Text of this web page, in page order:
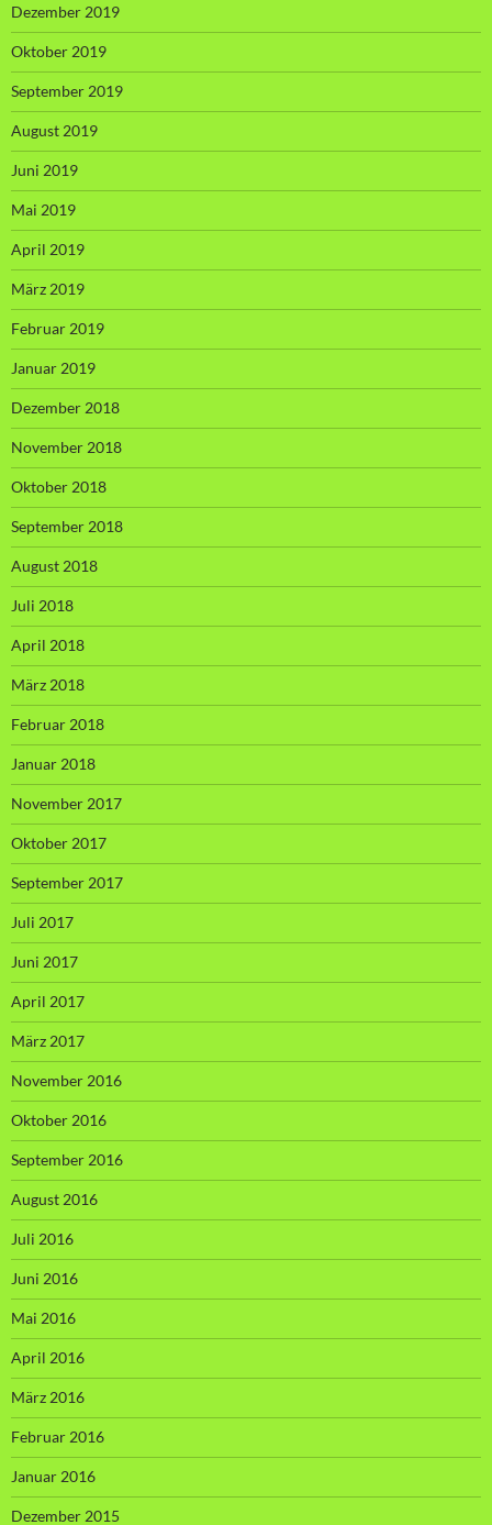
Dezember 2019
Oktober 2019
September 2019
August 2019
Juni 2019
Mai 2019
April 2019
März 2019
Februar 2019
Januar 2019
Dezember 2018
November 2018
Oktober 2018
September 2018
August 2018
Juli 2018
April 2018
März 2018
Februar 2018
Januar 2018
November 2017
Oktober 2017
September 2017
Juli 2017
Juni 2017
April 2017
März 2017
November 2016
Oktober 2016
September 2016
August 2016
Juli 2016
Juni 2016
Mai 2016
April 2016
März 2016
Februar 2016
Januar 2016
Dezember 2015